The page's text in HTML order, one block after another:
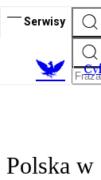
Serwisy
C
Polska w